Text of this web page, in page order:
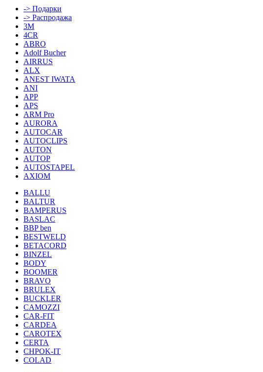
-> Подарки
-> Распродажа
3M
4CR
ABRO
Adolf Bucher
AIRRUS
ALX
ANEST IWATA
ANI
APP
APS
ARM Pro
AURORA
AUTOCAR
AUTOCLIPS
AUTON
AUTOP
AUTOSTAPEL
AXIOM
BALLU
BALTUR
BAMPERUS
BASLAC
BBP ben
BESTWELD
BETACORD
BINZEL
BODY
BOOMER
BRAVO
BRULEX
BUCKLER
CAMOZZI
CAR-FIT
CARDEA
CAROTEX
CERTA
CHPOK-IT
COLAD